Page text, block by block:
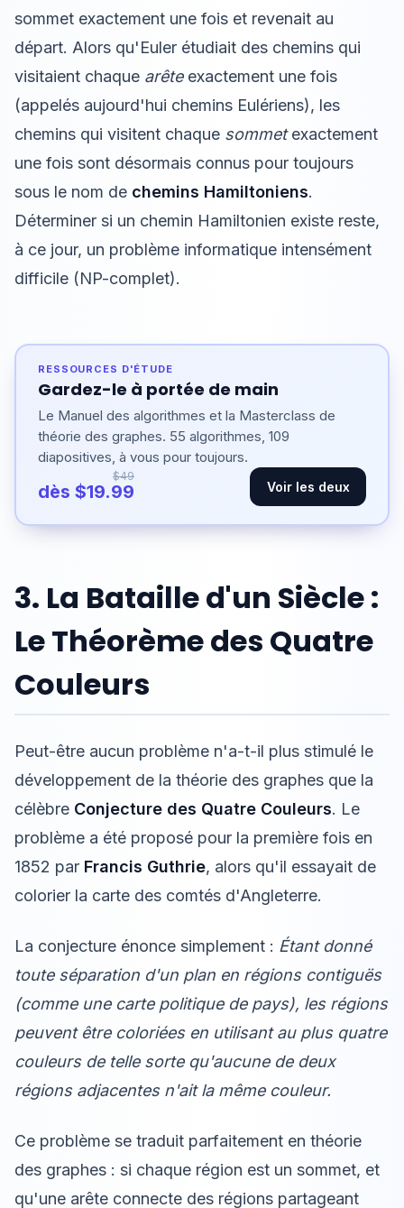
sommet exactement une fois et revenait au
départ. Alors qu'Euler étudiait des chemins qui
visitaient chaque arêteexactement une fois
(appelés aujourd'hui chemins Eulériens), les
chemins qui visitent chaque sommetexactement
une fois sont désormais connus pour toujours
sous le nom de chemins Hamiltoniens.
Déterminer si un chemin Hamiltonien existe reste,
à ce jour, un problème informatique intensément
difficile (NP-complet).
RESSOURCES D'ÉTUDE
Gardez-le à portée de main
Le Manuel des algorithmes et la Masterclass de
théorie des graphes. 55 algorithmes, 109
diapositives, à vous pour toujours.
$49
dès $19.99 Voir les deux
3. La Bataille d'un Siècle :
Le Théorème des Quatre
Couleurs
Peut-être aucun problème n'a-t-il plus stimulé le
développement de la théorie des graphes que la
célèbre Conjecture des Quatre Couleurs. Le
problème a été proposé pour la première fois en
1852 par Francis Guthrie, alors qu'il essayait de
colorier la carte des comtés d'Angleterre.
La conjecture énonce simplement : Étant donné
toute séparation d'un plan en régions contiguës
(comme une carte politique de pays), les régions
peuvent être coloriées en utilisant au plus quatre
couleurs de telle sorte qu'aucune de deux
régions adjacentes n'ait la même couleur.
Ce problème se traduit parfaitement en théorie
des graphes : si chaque région est un sommet, et
qu'une arête connecte des régions partageant